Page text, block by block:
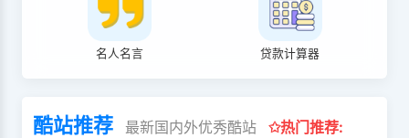
名人名言 贷款计算器
酷站推荐 最新国内外优秀酷站
✩热门推荐: